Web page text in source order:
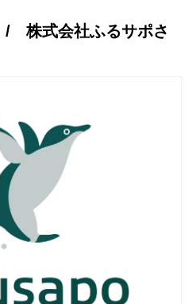
株式会社ふるサポさ